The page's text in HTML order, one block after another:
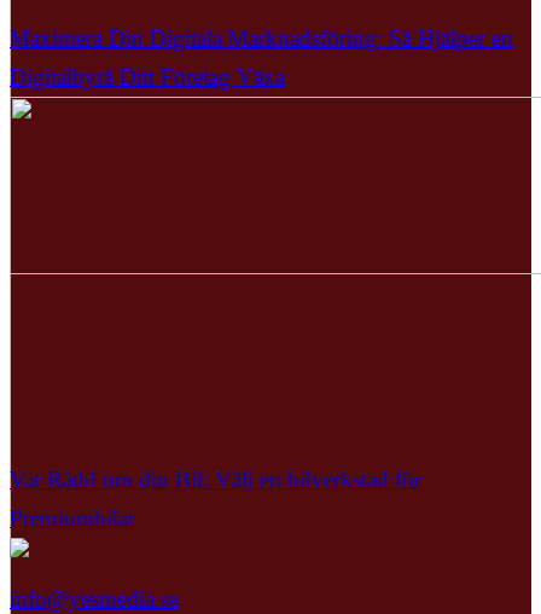
Maximera Din Digitala Marknadsföring: Så Hjälper en
Digitalbyrå Ditt Företag Växa
Var Rädd om din Bil: Välj en bilverkstad för
Premiumbilar
info@yesmedia.se